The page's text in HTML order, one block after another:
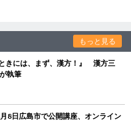
もっと見る
きには、まず、漢方！』 漢方三
執筆
8日広島市で公開講座、オンライン